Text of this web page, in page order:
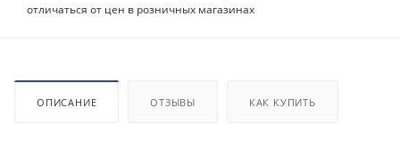
отличаться от цен в розничных магазинах
ОПИСАНИЕ ОТЗЫВЫ КАК КУПИТЬ